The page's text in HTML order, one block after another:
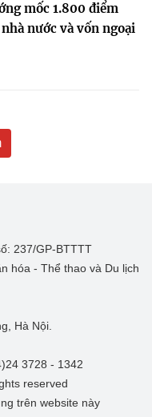
mốc 1.800 điểm
nước và vốn ngoại
237/GP-BTTTT
hóa - Thể thao và Du lịch
Hà Nội.
3728 - 1342
reserved
trên website này